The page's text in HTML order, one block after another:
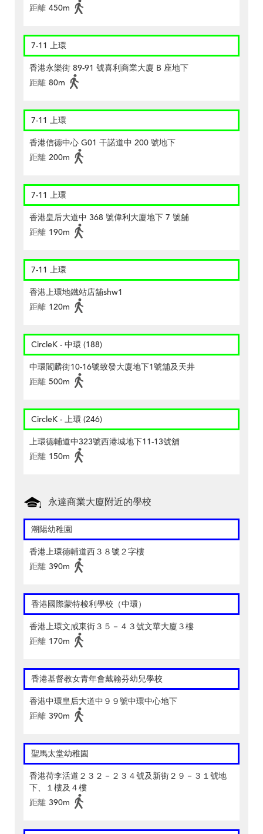
距離 450m
7-11 上環
香港永樂街 89-91 號喜利商業大廈 B 座地下
距離 80m
7-11 上環
香港信德中心 G01 干諾道中 200 號地下
距離 200m
7-11 上環
香港皇后大道中 368 號偉利大廈地下 7 號舖
距離 190m
7-11 上環
香港上環地鐵站店舖shw1
距離 120m
CircleK - 中環 (188)
中環閣麟街10-16號致發大廈地下1號舖及天井
距離 500m
CircleK - 上環 (246)
上環德輔道中323號西港城地下11-13號舖
距離 150m
永達商業大廈附近的學校
潮陽幼稚園
香港上環德輔道西３８號２字樓
距離 390m
香港國際蒙特梭利學校（中環）
香港上環文咸東街３５－４３號文華大廈３樓
距離 170m
香港基督教女青年會戴翰芬幼兒學校
香港中環皇后大道中９９號中環中心地下
距離 390m
聖馬太堂幼稚園
香港荷李活道２３２－２３４號及新街２９－３１號地
下、１樓及４樓
距離 390m